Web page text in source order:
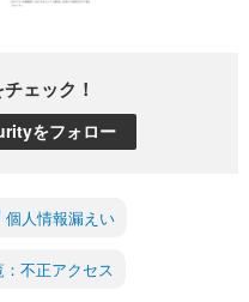
ェック！
をフォロー
個人情報漏えい
不正アクセス